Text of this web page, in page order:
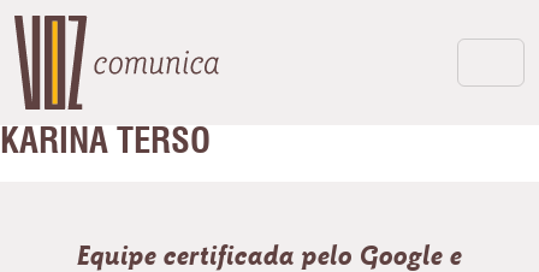
KARINA TERSO
Equipe certificada pelo Google e